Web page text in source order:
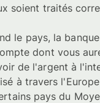
soient traités
le pays, la
dont vous
de l'argent à
à travers
pays du